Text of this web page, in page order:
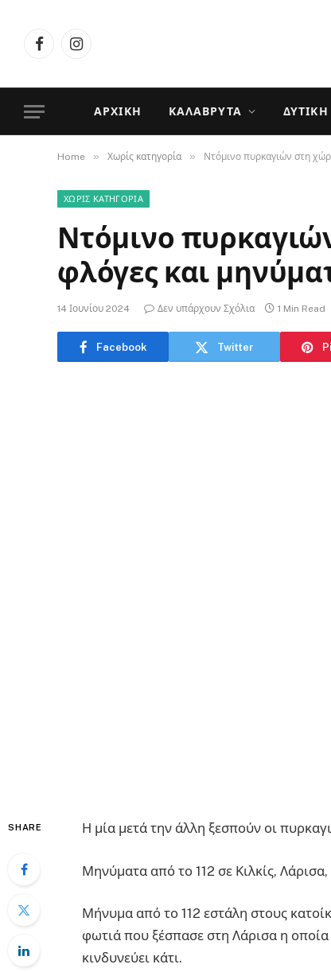
FacebookInstagram
ΑΡΧΙΚΉ ΚΑΛΆΒΡΥΤΑ
Home » Χωρίς κατηγορία » Ντόμινο πυρκαγιών στη
ΧΩΡΊΣ ΚΑΤΗΓΟΡΊΑ
Ντόμινο
φλόγες και
14 Ιουνίου 2024 Δεν υπάρχουν Σχόλια 1 Min Read
Facebook Twitter
SHARE Η μία μετά την άλλη ξεσπούν οι
Μηνύματα από το 112 σε Κιλκίς,
Μήνυμα από το 112 εστάλη στους
φωτιά που ξέσπασε στη Λάρισα η
κινδυνεύει κάτι.